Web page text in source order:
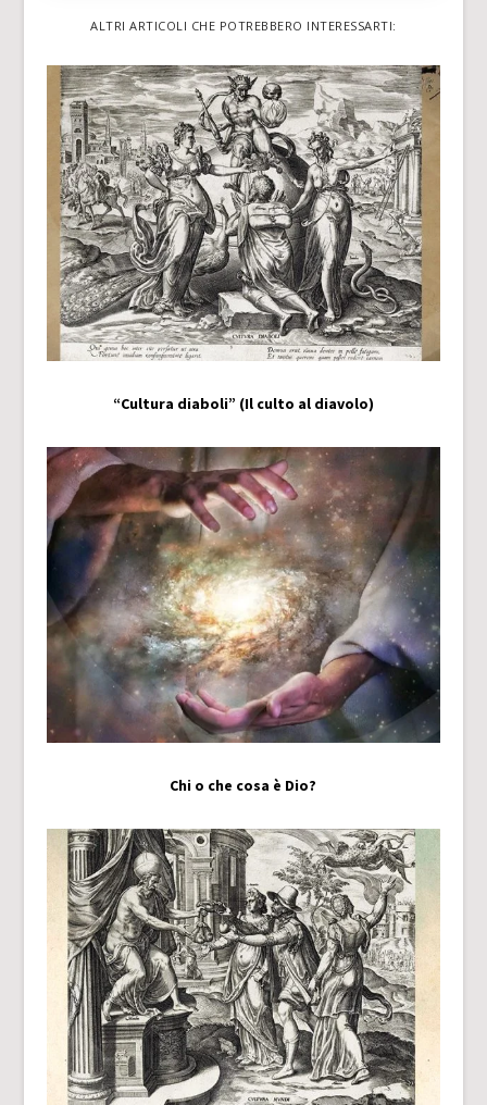
ALTRI ARTICOLI CHE POTREBBERO INTERESSARTI:
“Cultura diaboli” (Il culto al diavolo)
Chi o che cosa è Dio?